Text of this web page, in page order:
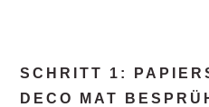
SCHRITT 1:
DECO MAT